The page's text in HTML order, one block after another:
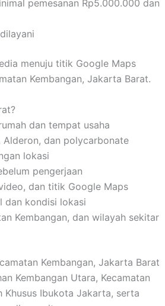
pemesanan Rp5.000.000 dan
menuju titik Google Maps
Kembangan, Jakarta Barat.
dan tempat usaha
Alderon, dan polycarbonate
lokasi
pengerjaan
dan titik Google Maps
dan kondisi lokasi
Kembangan, dan wilayah sekitar
Kembangan, Jakarta Barat
Kembangan Utara, Kecamatan
Khusus Ibukota Jakarta, serta